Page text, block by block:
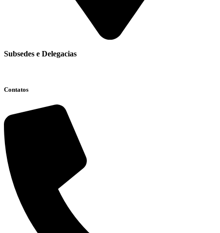
Subsedes e Delegacias
Contatos